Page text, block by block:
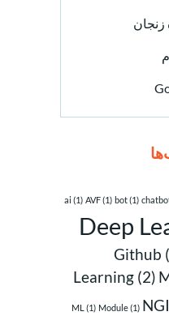
ai (1) AVF(1) bot(1)
Deep
Github
Learning (2)
ML (1) Module(1)